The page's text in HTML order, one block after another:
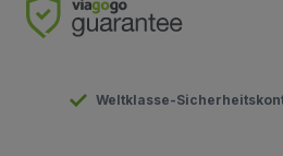
Weltklasse-